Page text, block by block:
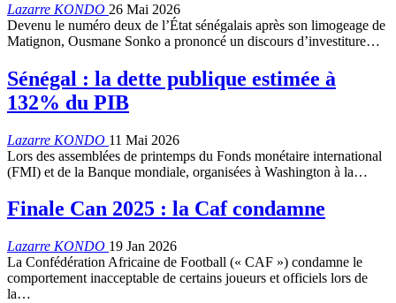
Lazarre KONDO 26 Mai 2026
Devenu le numéro deux de l’État sénégalais après son limogeage de
Matignon, Ousmane Sonko a prononcé un discours d’investiture…
Sénégal : la dette publique estimée à
132% du PIB
Lazarre KONDO 11 Mai 2026
Lors des assemblées de printemps du Fonds monétaire international
(FMI) et de la Banque mondiale, organisées à Washington à la…
Finale Can 2025 : la Caf condamne
Lazarre KONDO 19 Jan 2026
La Confédération Africaine de Football (« CAF ») condamne le
comportement inacceptable de certains joueurs et officiels lors de
la…